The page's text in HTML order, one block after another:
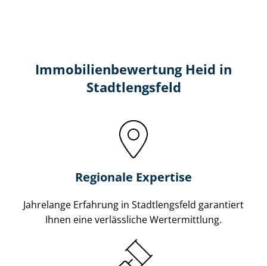
Immobilien­bewertung Heid in
Stadtlengsfeld
Regionale Expertise
Jahrelange Erfahrung in Stadtlengsfeld garantiert
Ihnen eine verlässliche Wertermittlung.